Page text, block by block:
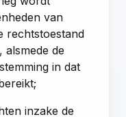
van
rechtstoestand
alsmede de
in dat
inzake de